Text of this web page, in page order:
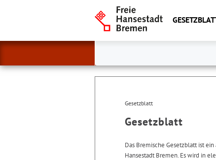
Gesetzblatt
Gesetzblatt
Das Bremische Gesetzblatt ist
Hansestadt Bremen. Es wird in